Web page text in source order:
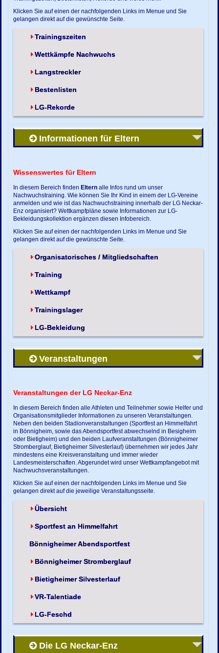
Klicken Sie auf einen der nachfolgenden Links im Menue und Sie
gelangen direkt auf die gewünschte Seite.
Trainingszeiten
Wettkämpfe Nachwuchs
Langstreckler
Bestenlisten
LG-Rekorde
Informationen für Eltern
Wissenswertes für Eltern
In diesem Bereich finden Eltern alle Infos rund um unser
Nachwuchstraining. Wie können Sie Ihr Kind in einem der LG-Vereine
anmelden und wie ist das Nachwuchstraining innerhalb der LG Neckar-
Enz organisiert? Wettkampfpläne sowie Informationen zur LG-
Bekleidungskollektion ergänzen diesen Infobereich.
Klicken Sie auf einen der nachfolgenden Links im Menue und Sie
gelangen direkt auf die gewünschte Seite.
Organisatorisches / Mitgliedschaften
Training
Wettkampf
Trainingslager
LG-Bekleidung
Veranstaltungen
Veranstaltungen der LG Neckar-Enz
In diesem Bereich finden alle Athleten und Teilnehmer sowie Helfer und
Organisationsmitglieder Informationen zu unseren Veranstaltungen.
Neben den beiden Stadionveranstaltungen (Sportfest an Himmelfahrt
in Bönnigheim, sowie das Abendsportfest abwechselnd in Besigheim
oder Bietigheim) und den beiden Laufveranstaltungen (Bönnigheimer
Stromberglauf, Bietigheimer Silvesterlauf) übernehmen wir jedes Jahr
mindestens eine Kreisveranstaltung und immer wieder
Landesmeisterschaften. Abgerundet wird unser Wettkampfangebot mit
Nachwuchsveranstaltungen.
Klicken Sie auf einen der nachfolgenden Links im Menue und Sie
gelangen direkt auf die jeweilige Veranstaltungsseite.
Übersicht
Sportfest an Himmelfahrt
Bönnigheimer Abendsportfest
Bönnigheimer Stromberglauf
Bietigheimer Silvesterlauf
VR-Talentiade
LG-Feschd
Die LG Neckar-Enz